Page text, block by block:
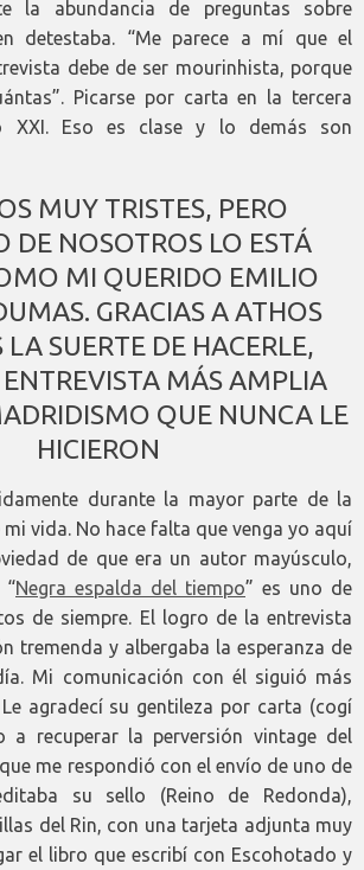
la abundancia de preguntas sobre
detestaba. “Me parece a mí que el
debe de ser mourinhista, porque
Picarse por carta en la tercera
XXI. Eso es clase y lo demás son
MUY TRISTES, PERO
DE NOSOTROS LO ESTÁ
MI QUERIDO EMILIO
GRACIAS A ATHOS
SUERTE DE HACERLE,
MÁS AMPLIA
QUE NUNCA LE
HICIERON
durante la mayor parte de la
vida. No hace falta que venga yo aquí
de que era un autor mayúsculo,
“Negra espalda del tiempo” es uno de
de siempre. El logro de la entrevista
tremenda y albergaba la esperanza de
Mi comunicación con él siguió más
agradecí su gentileza por carta (cogí
a recuperar la perversión vintage del
me respondió con el envío de uno de
su sello (Reino de Redonda),
del Rin, con una tarjeta adjunta muy
el libro que escribí con Escohotado y